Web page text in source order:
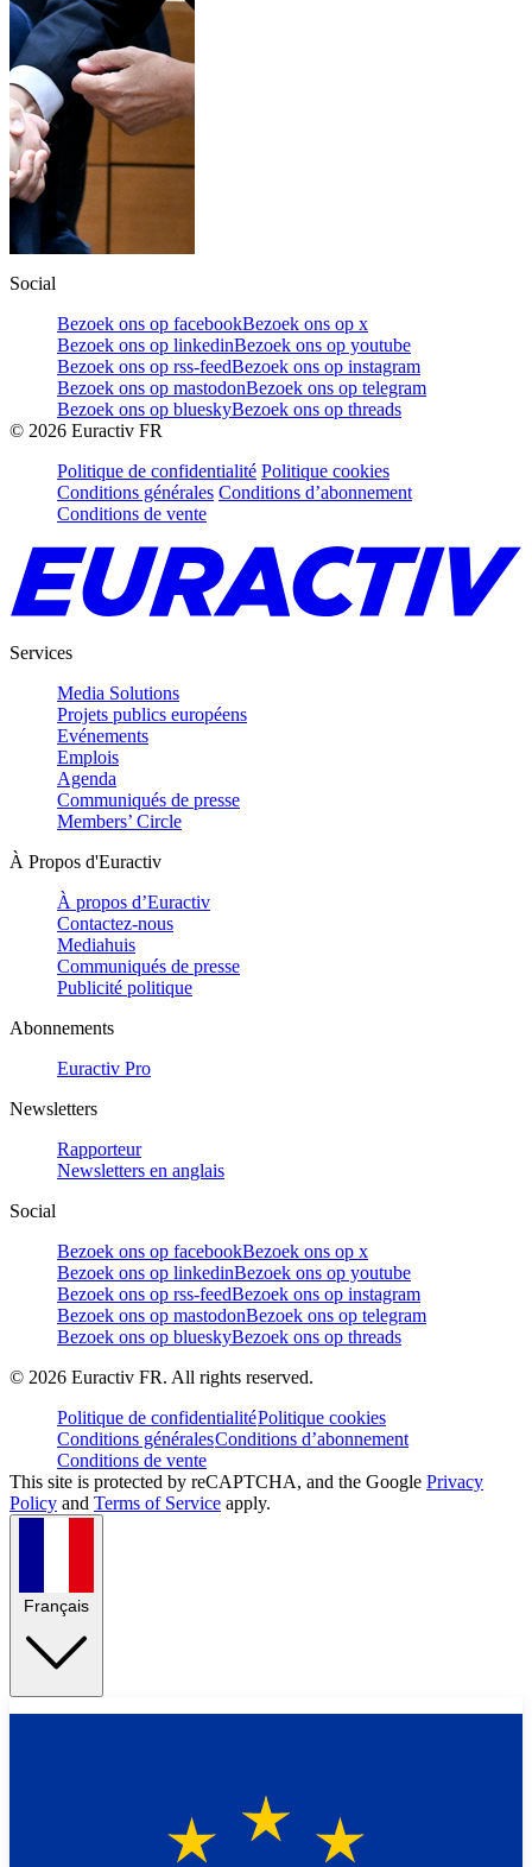
Social
Bezoek ons op facebookBezoek ons op x
Bezoek ons op linkedinBezoek ons op youtube
Bezoek ons op rss-feedBezoek ons op instagram
Bezoek ons op mastodonBezoek ons op telegram
Bezoek ons op blueskyBezoek ons op threads
© 2026 Euractiv FR
Politique de confidentialité Politique cookies
Conditions générales Conditions d’abonnement
Conditions de vente
Services
Media Solutions
Projets publics européens
Evénements
Emplois
Agenda
Communiqués de presse
Members’ Circle
À Propos d'Euractiv
À propos d’Euractiv
Contactez-nous
Mediahuis
Communiqués de presse
Publicité politique
Abonnements
Euractiv Pro
Newsletters
Rapporteur
Newsletters en anglais
Social
Bezoek ons op facebookBezoek ons op x
Bezoek ons op linkedinBezoek ons op youtube
Bezoek ons op rss-feedBezoek ons op instagram
Bezoek ons op mastodonBezoek ons op telegram
Bezoek ons op blueskyBezoek ons op threads
© 2026 Euractiv FR. All rights reserved.
Politique de confidentialitéPolitique cookies
Conditions généralesConditions d’abonnement
Conditions de vente
This site is protected by reCAPTCHA, and the Google Privacy
Policy and Terms of Service apply.
Français